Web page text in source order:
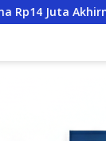
Kembali